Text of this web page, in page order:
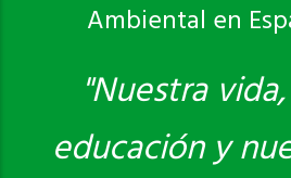
Ambiental en
"Nuestra
educación y